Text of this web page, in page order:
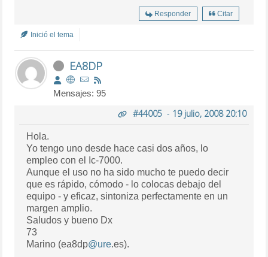
Responder Citar
Inició el tema
EA8DP
Mensajes: 95
#44005- 19 julio, 2008 20:10
Hola.
Yo tengo uno desde hace casi dos años, lo
empleo con el Ic-7000.
Aunque el uso no ha sido mucho te puedo decir
que es rápido, cómodo - lo colocas debajo del
equipo - y eficaz, sintoniza perfectamente en un
margen amplio.
Saludos y bueno Dx
73
Marino (ea8dp@ure.es).